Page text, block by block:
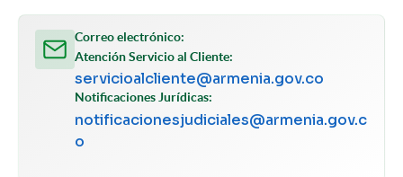
Correo electrónico:
Atención Servicio al Cliente:
servicioalcliente@armenia.gov.co
Notificaciones Jurídicas:
notificacionesjudiciales@armenia.gov.c
o